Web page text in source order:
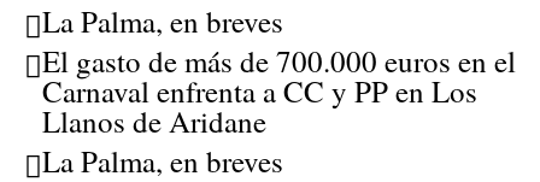
La Palma, en breves
El gasto de más de 700.000 euros en el
Carnaval enfrenta a CC y PP en Los
Llanos de Aridane
La Palma, en breves